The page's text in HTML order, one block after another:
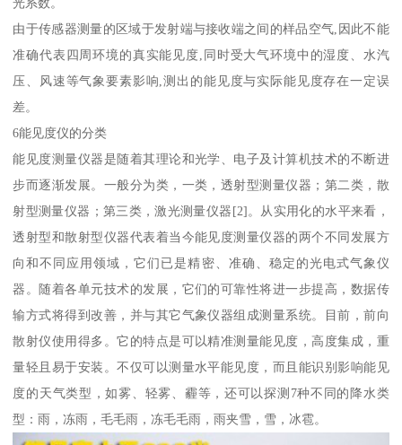
由于传感器测量的区域于发射端与接收端之间的样品空气,因此不能
准确代表四周环境的真实能见度,同时受大气环境中的湿度、水汽
压、风速等气象要素影响,测出的能见度与实际能见度存在一定误
差。
6能见度仪的分类
能见度测量仪器是随着其理论和光学、电子及计算机技术的不断进
步而逐渐发展。一般分为类，一类，透射型测量仪器；第二类，散
射型测量仪器；第三类，激光测量仪器[2]。从实用化的水平来看，
透射型和散射型仪器代表着当今能见度测量仪器的两个不同发展方
向和不同应用领域，它们已是精密、准确、稳定的光电式气象仪
器。随着各单元技术的发展，它们的可靠性将进一步提高，数据传
输方式将得到改善，并与其它气象仪器组成测量系统。目前，前向
散射仪使用得多。它的特点是可以精准测量能见度，高度集成，重
量轻且易于安装。不仅可以测量水平能见度，而且能识别影响能见
度的天气类型，如雾、轻雾、霾等，还可以探测7种不同的降水类
型：雨，冻雨，毛毛雨，冻毛毛雨，雨夹雪，雪，冰雹。